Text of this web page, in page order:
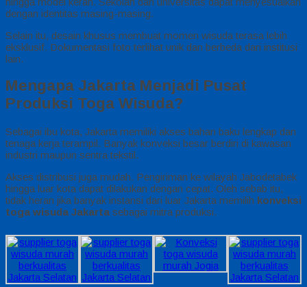
dengan identitas masing-masing.
Selain itu, desain khusus membuat momen wisuda terasa lebih
eksklusif. Dokumentasi foto terlihat unik dan berbeda dari institusi
lain.
Mengapa Jakarta Menjadi Pusat
Produksi Toga Wisuda?
Sebagai ibu kota, Jakarta memiliki akses bahan baku lengkap dan
tenaga kerja terampil. Banyak konveksi besar berdiri di kawasan
industri maupun sentra tekstil.
Akses distribusi juga mudah. Pengiriman ke wilayah Jabodetabek
hingga luar kota dapat dilakukan dengan cepat. Oleh sebab itu,
tidak heran jika banyak instansi dari luar Jakarta memilih konveksi
toga wisuda Jakarta sebagai mitra produksi.